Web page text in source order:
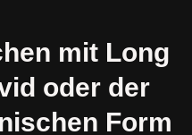
mit Long
oder der
Form